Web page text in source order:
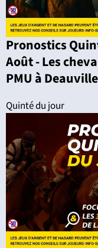
Pronostics
Août - Les
PMU à
Quinté du jour